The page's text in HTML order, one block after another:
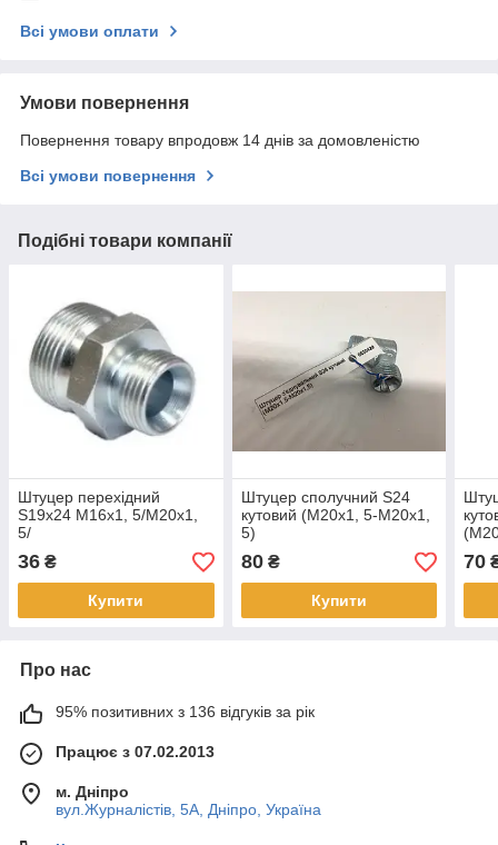
Всі умови оплати
Умови повернення
Повернення товару впродовж 14 днів за домовленістю
Всі умови повернення
Подібні товари компанії
Штуцер перехідний
S19х24 М16х1, 5/М20х1,
5/
36 ₴
Купити
Штуцер сполучний S24
кутовий (М20х1, 5-М20х1,
5)
80₴
Купити
70
Про нас
95% позитивних з 136 відгуків за рік
Працює з 07.02.2013
м. Дніпро
вул.Журналістів, 5А, Дніпро, Україна